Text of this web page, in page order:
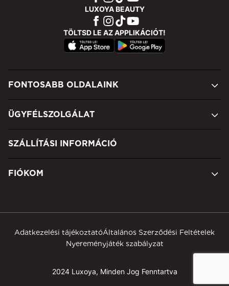
LUXOYA BEAUTY
TÖLTSD LE AZ APPLIKÁCIÓT!
FONTOSABB OLDALAINK
ÜGYFÉLSZOLGÁLAT
SZÁLLÍTÁSI INFORMÁCIÓ
FIÓKOM
2024 Luxoya, Minden Jog Fenntartva
Adatkezelési tájékoztatóÁltalános Szerződési Feltételek
Nyereményjáték szabályzat